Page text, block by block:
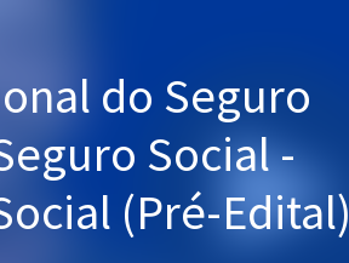
do Seguro
Social -
(Pré-Edital)